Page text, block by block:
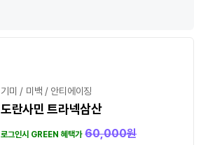
기미 / 미백 / 안티에이징
도란사민 트라넥삼산
로그인시 GREEN 혜택가 60,000원